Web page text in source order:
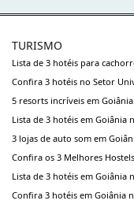
TURISMO
Lista de 3 hotéis para
Confira 3 hotéis no Setor
5 resorts incríveis em
Lista de 3 hotéis em Goiânia
3 lojas de auto som em
Confira os 3 Melhores
Lista de 3 hotéis em Goiânia
Confira 3 hotéis em Goiânia